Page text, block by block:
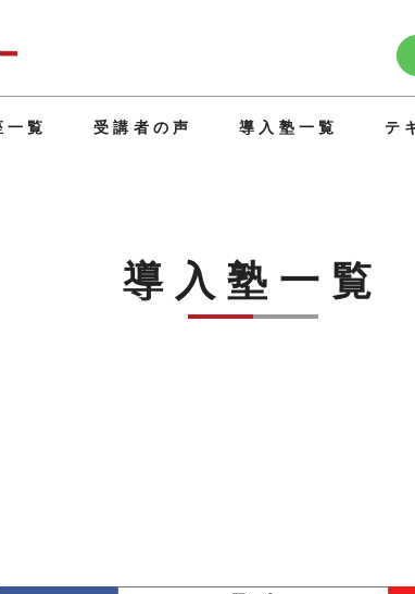
一覧 受講者の声 導入塾一覧 テ
導入塾一覧